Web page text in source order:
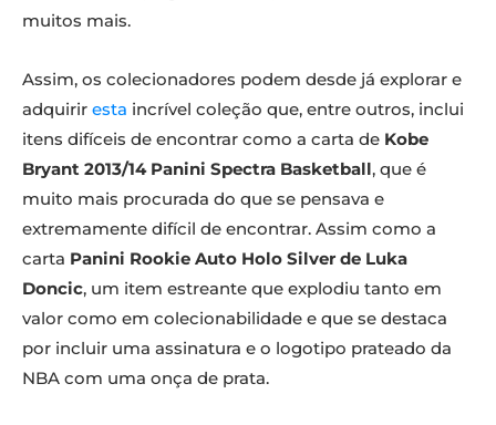
muitos mais.
Assim, os colecionadores podem desde já explorar e
adquirir esta incrível coleção que, entre outros, inclui
itens difíceis de encontrar como a carta de Kobe
Bryant 2013/14 Panini Spectra Basketball, que é
muito mais procurada do que se pensava e
extremamente difícil de encontrar. Assim como a
carta Panini Rookie Auto Holo Silver de Luka
Doncic, um item estreante que explodiu tanto em
valor como em colecionabilidade e que se destaca
por incluir uma assinatura e o logotipo prateado da
NBA com uma onça de prata.